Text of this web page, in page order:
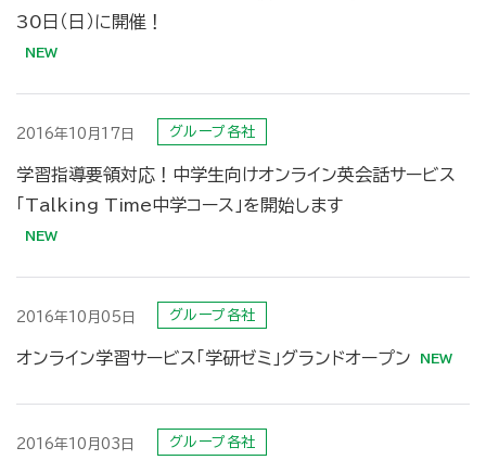
30日（日）に開催！
2016年10月17日 グループ各社
学習指導要領対応！中学生向けオンライン英会話サービス
「Talking Time中学コース」を開始します
2016年10月05日 グループ各社
オンライン学習サービス「学研ゼミ」グランドオープン
2016年10月03日 グループ各社